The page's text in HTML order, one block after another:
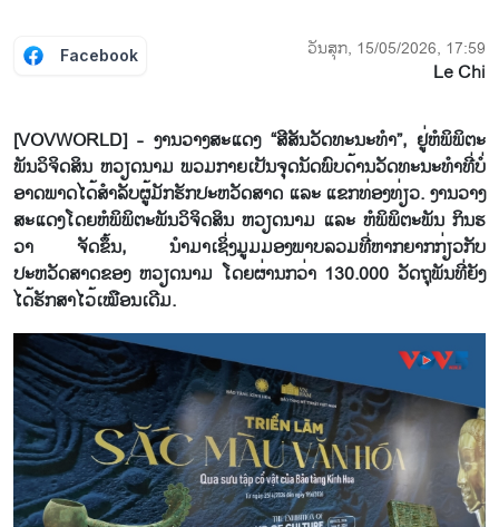
Facebook ວັນສຸກ, 15/05/2026, 17:59
Le Chi
[VOVWORLD] - ງານວາງສະແດງ “ສີສັນວັດທະນະທຳ”, ຢູ່ຫໍພິພິຕະ
ພັນວິຈິດສິນ ຫວຽດນາມ ພວມກາຍເປັນຈຸດນັດພົບດ້ານວັດທະນະທຳທີ່ບໍ່
ອາດພາດໄດ້ສຳລັບຜູ້ມັກຮັກປະຫວັດສາດ ແລະ ແຂກທ່ອງທ່ຽວ. ງານວາງ
ສະແດງໂດຍຫໍພິພິຕະພັນວິຈິດສິນ ຫວຽດນາມ ແລະ ຫໍພິພິຕະພັນ ກິນຮ
ວາ ຈັດຂຶ້ນ, ນຳມາເຊິ່ງມູມມອງພາບລວມທີ່ຫາກຍາກກ່ຽວກັບ
ປະຫວັດສາດຂອງ ຫວຽດນາມ ໂດຍຜ່ານກວ່າ 130.000 ວັດຖຸພັນທີ່ຍັງ
ໄດ້ຮັກສາໄວ້ເໝືອນເດີມ.